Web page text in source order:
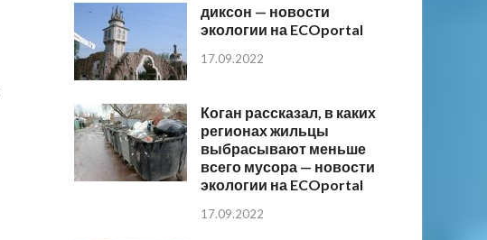
диксон — новости
экологии на ECOportal
17.09.2022
Коган рассказал, в каких
регионах жильцы
выбрасывают меньше
всего мусора — новости
экологии на ECOportal
17.09.2022